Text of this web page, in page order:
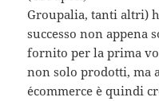
Groupalia, tanti altri)
successo non appena
fornito per la prima
non solo prodotti, ma
´ecommerce è quindi